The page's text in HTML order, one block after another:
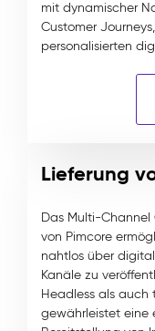
mit dynamischer
Customer
personalisierten
Lieferung
Das Multi-
von Pimcore
nahtlos über
Kanäle zu
Headless als auch
gewährleistet eine